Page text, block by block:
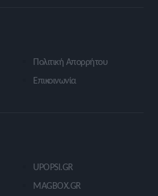
Πολιτική Απορρήτου
Επικοινωνία
UPOPSI.GR
MAGBOX.GR